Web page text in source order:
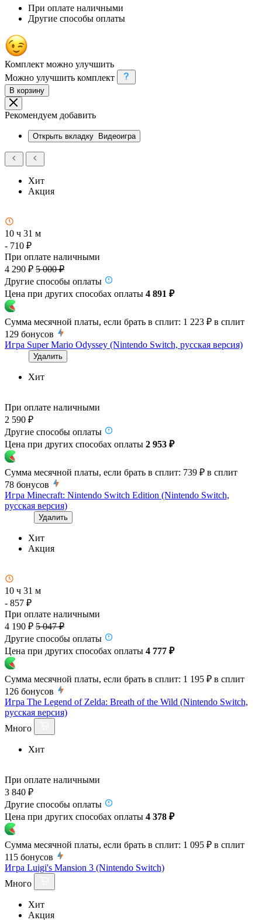
При оплате наличными
Другие способы оплаты
Комплект можно улучшить
Можно улучшить комплект
В корзину
Рекомендуем добавить
Открыть вкладку Видеоигра
Хит
Акция
10 ч 31 м
- 710 ₽
При оплате наличными
4 290 ₽ 5 000 ₽
Другие способы оплаты
Цена при других способах оплаты 4 891 ₽
Сумма месячной платы, если брать в сплит: 1 223 ₽ в сплит
129 бонусов
Игра Super Mario Odyssey (Nintendo Switch, русская версия)
Удалить
Хит
При оплате наличными
2 590 ₽
Другие способы оплаты
Цена при других способах оплаты 2 953 ₽
Сумма месячной платы, если брать в сплит: 739 ₽ в сплит
78 бонусов
Игра Minecraft: Nintendo Switch Edition (Nintendo Switch,
русская версия)
Удалить
Хит
Акция
10 ч 31 м
- 857 ₽
При оплате наличными
4 190 ₽ 5 047 ₽
Другие способы оплаты
Цена при других способах оплаты 4 777 ₽
Сумма месячной платы, если брать в сплит: 1 195 ₽ в сплит
126 бонусов
Игра The Legend of Zelda: Breath of the Wild (Nintendo Switch,
русская версия)
Много
Хит
При оплате наличными
3 840 ₽
Другие способы оплаты
Цена при других способах оплаты 4 378 ₽
Сумма месячной платы, если брать в сплит: 1 095 ₽ в сплит
115 бонусов
Игра Luigi's Mansion 3 (Nintendo Switch)
Много
Хит
Акция